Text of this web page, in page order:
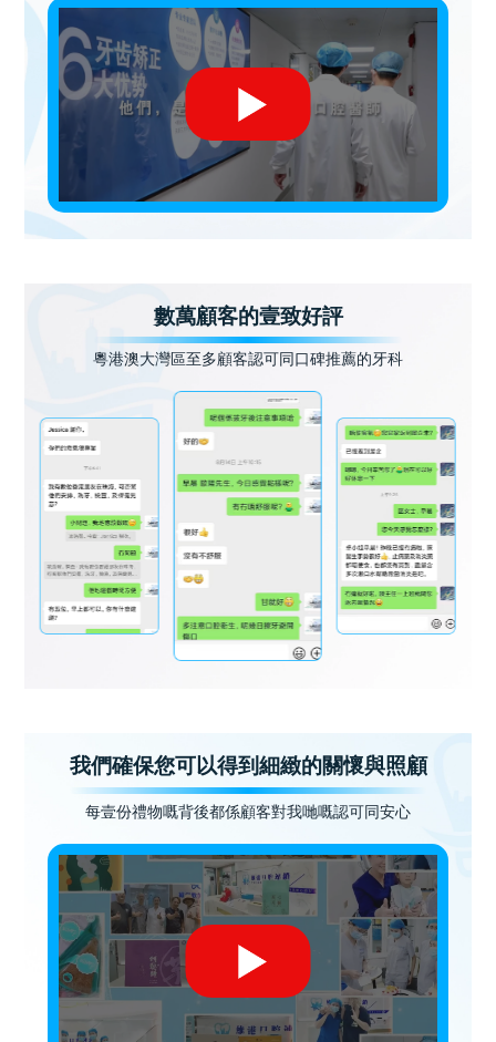
數萬顧客的壹致好評
粵港澳大灣區至多顧客認可同口碑推薦的牙科
我們確保您可以得到細緻的關懷與照顧
每壹份禮物嘅背後都係顧客對我哋嘅認可同安心